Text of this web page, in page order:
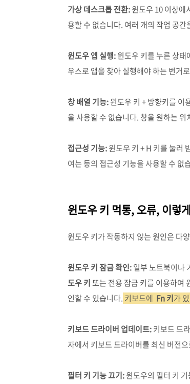
가상 데스크톱 전환:윈도우 10 이상에
용할 수 없습니다. 여러 개의 작업 공
윈도우 앱 실행:윈도우 키를 누른 상
우스로 앱을 찾아 실행해야 하는 번거
창 배열 기능:윈도우 키 + 방향키를 이
을 사용할 수 없습니다. 창을 원하는
접근성 기능:윈도우 키 + H 키를 눌러
여는 등의 접근성 기능을 사용할 수 없
윈도우 키 먹통, 오류, 이렇
윈도우 키가 작동하지 않는 원인은 다
윈도우 키 잠금 확인:일부 노트북이나
도우 키또는 전용 잠금 키를 이용하여
인할 수 있습니다. 키보드에 Fn 키가
키보드 드라이버 업데이트:키보드 드
자에서 키보드 드라이버를 최신 버전
필터 키 기능 끄기:윈도우의 필터 키